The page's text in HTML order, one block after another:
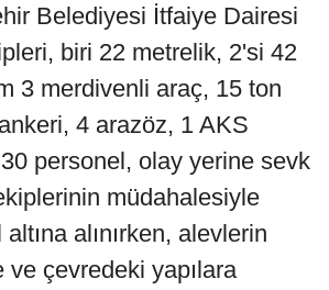
Belediyesi İtfaiye Dairesi
biri 22 metrelik, 2'si 42
3 merdivenli araç, 15 ton
4 arazöz, 1 AKS
personel, olay yerine sevk
müdahalesiyle
alınırken, alevlerin
ve çevredeki yapılara